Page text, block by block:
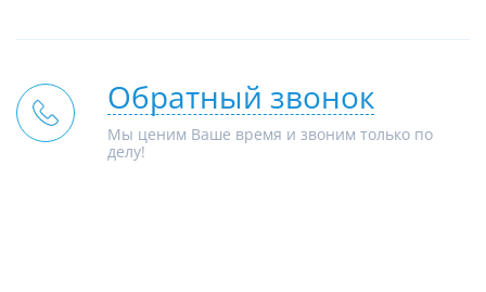
Обратный звонок
Мы ценим Ваше время и звоним только по
делу!